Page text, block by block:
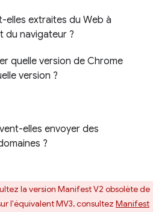
elles extraites du Web à
du navigateur ?
quelle version de Chrome
version ?
elles envoyer des
?
la version Manifest V2 obsolète de
l'équivalent MV3, consultez Manifest